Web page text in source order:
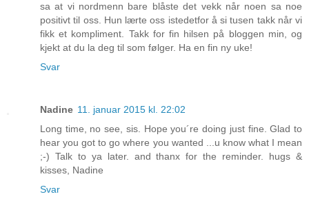
sa at vi nordmenn bare blåste det vekk når noen sa noe
positivt til oss. Hun lærte oss istedetfor å si tusen takk når vi
fikk et kompliment. Takk for fin hilsen på bloggen min, og
kjekt at du la deg til som følger. Ha en fin ny uke!
Svar
Nadine 11. januar 2015 kl. 22:02
Long time, no see, sis. Hope you´re doing just fine. Glad to
hear you got to go where you wanted ...u know what I mean
;-) Talk to ya later. and thanx for the reminder. hugs &
kisses, Nadine
Svar